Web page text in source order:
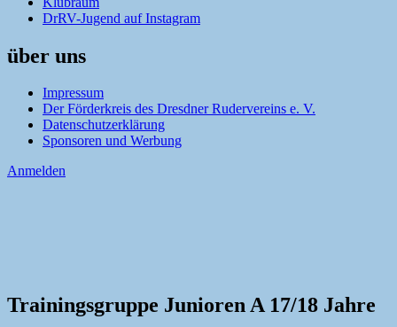
DrRV-Jugend auf Instagram
über uns
Impressum
Der Förderkreis des Dresdner Rudervereins e. V.
Datenschutzerklärung
Sponsoren und Werbung
Anmelden
Trainingsgruppe Junioren A 17/18 Jahre